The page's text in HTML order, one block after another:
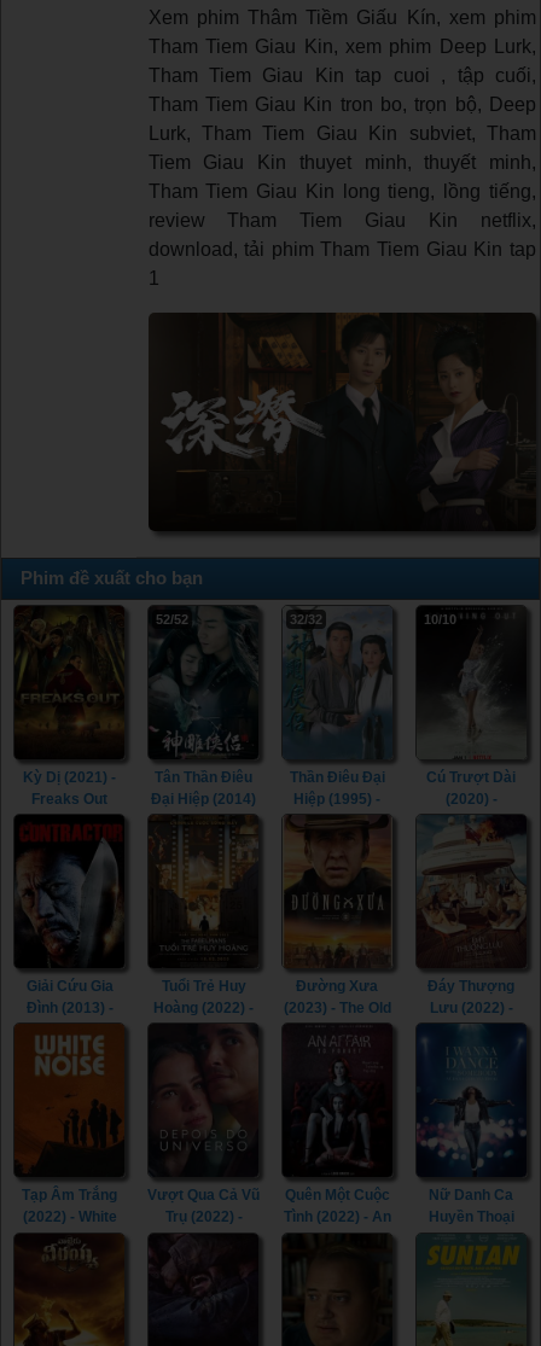
Xem phim Thâm Tiềm Giấu Kín, xem phim
Tham Tiem Giau Kin, xem phim Deep Lurk,
Tham Tiem Giau Kin tap cuoi , tập cuối,
Tham Tiem Giau Kin tron bo, trọn bộ, Deep
Lurk, Tham Tiem Giau Kin subviet, Tham
Tiem Giau Kin thuyet minh, thuyết minh,
Tham Tiem Giau Kin long tieng, lồng tiếng,
review Tham Tiem Giau Kin netflix,
download, tải phim Tham Tiem Giau Kin tap
1
Phim đề xuất cho bạn
Kỳ Dị (2021) -
Freaks Out
(2021)
52/52
Tân Thần Điêu
Đại Hiệp (2014)
- The Romance
of the Condor
Heroes (2014)
32/32
Thần Điêu Đại
Hiệp (1995) -
Return of The
Condor Heroes
(1995)
10/10
Cú Trượt Dài
(2020) -
Spinning Out
(2020)
Giải Cứu Gia
Đình (2013) -
(2013)
Tuổi Trẻ Huy
Hoàng (2022) -
The Fabelmans
(2022)
Đường Xưa
(2023) - The Old
Way (2023)
Đáy Thượng
Lưu (2022) -
Triangle of
Sadness (2022)
Tạp Âm Trắng
(2022) - White
Noise (2022)
Vượt Qua Cả Vũ
Trụ (2022) -
Beyond the
Universe (2022)
Quên Một Cuộc
Tình (2022) - An
Affair to Forget
Nữ Danh Ca
Huyền Thoại
(2022) - Whitney
Houston: I
with Somebody
(2022)